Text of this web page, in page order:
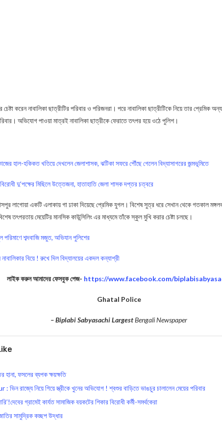
করেন নাবালিকা ছাত্রীটির পরিবার ও পরিজনরা। পরে নাবালিকা ছাত্রীটিকে নিয়ে তার প্রেমিক
অভিযোগ পাওয়া মাত্রই নাবালিকা ছাত্রীকে ফেরাতে তৎপর হয়ে ওঠে পুলিশ।
হাল-হকিকত খতিয়ে দেখলেন জেলাশাসক, ঝটিকা সফরে পৌঁছে গেলেন বিদ্যাসাগরের জন্মভূমিতে
দু’পক্ষের মিছিলে উত্তেজনা, হাতাহাতি জেলা শাসক দপ্তর চত্বরে
লাগোয়া একটি এলাকায় গা ঢাকা দিয়েছে প্রেমিক যুগল। বিশেষ সুত্র ধরে সেখান থেকে গতকাল
তৎপরতায় মেয়েটির মানসিক কাউন্সিলিং এর মাধ্যমে তাঁকে স্কুল মুখি করার চেষ্টা চলছে।
পরিমাণে শব্দবাজি মজুত, অভিযান পুলিশের
নাবালিকার বিয়ে ! রুখে দিল বিদ্যালয়ের একদল কন্যাশ্রী
লাইক করুন আমাদের ফেসবুক পেজ- https://www.facebook.com/
Ghatal Police
– Biplabi Sabyasachi LargestBengali Newspaper
হানা, ফসলের ব্যপক ক্ষয়ক্ষতি
রাজ্যে নিয়ে গিয়ে স্ত্রীকে খুনের অভিযোগ ! শ্বশুর বাড়িতে ভাঙচুর চালালেন মেয়ের পরিবার
গ্রামেই কার্যত সামাজিক বয়কটের শিকার বিরোধী কর্মী-সমর্থকেরা
সামুদ্রিক কচ্ছপ উদ্ধার